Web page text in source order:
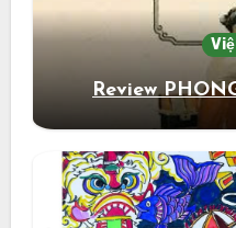
Review